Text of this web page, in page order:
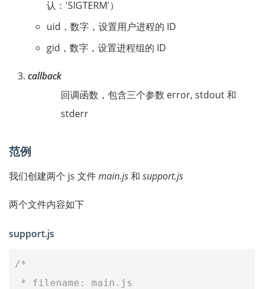
认：'SIGTERM'）
uid，数字，设置用户进程的 ID
gid，数字，设置进程组的 ID
callback
回调函数，包含三个参数 error, stdout 和
stderr
范例
我们创建两个 js 文件main.js和 support.js
两个文件内容如下
support.js
/*
* filename: main.js